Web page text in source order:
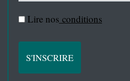
Lire nos conditions